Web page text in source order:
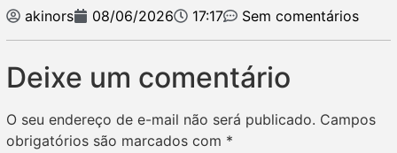
akinors
08/06/2026 17:17 Sem comentários
Deixe um comentário
O seu endereço de e-mail não será publicado. Campos
obrigatórios são marcados com *